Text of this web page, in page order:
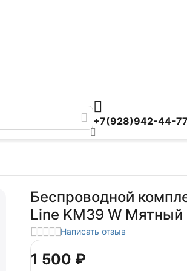
+7(928)942-44-77
Беспроводной
Line KM39 W Мятный
Написать отзыв
1 500 ₽